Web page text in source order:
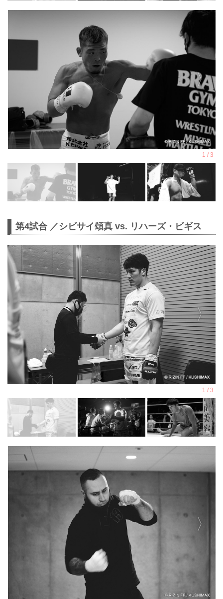
第4試合 ／シビサイ頌真 vs. リハーズ・ビギス